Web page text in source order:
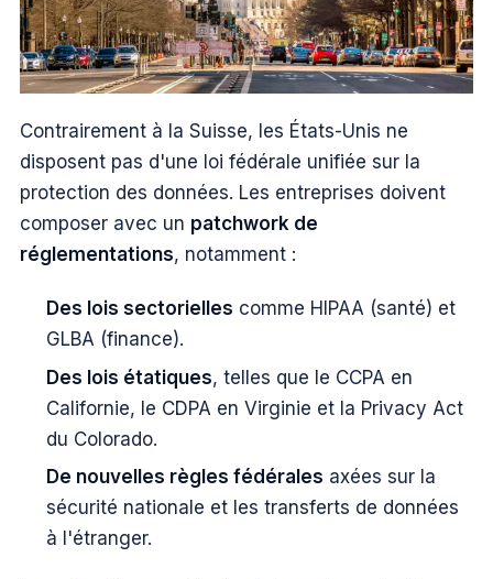
Contrairement à la Suisse, les États-Unis ne
disposent pas d'une loi fédérale unifiée sur la
protection des données. Les entreprises doivent
composer avec un patchwork de
réglementations, notamment :
Des lois sectorielles comme HIPAA (santé) et
GLBA (finance).
Des lois étatiques, telles que le CCPA en
Californie, le CDPA en Virginie et la Privacy Act
du Colorado.
De nouvelles règles fédérales axées sur la
sécurité nationale et les transferts de données
à l'étranger.